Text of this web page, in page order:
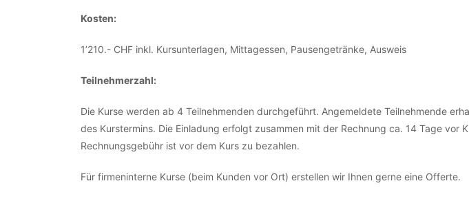
Kosten:
1’210.- CHF inkl. Kursunterlagen, Mittagessen, Pausengetränke, Ausweis
Teilnehmerzahl:
Die Kurse werden ab 4 Teilnehmenden durchgeführt. Angemeldete Teilnehmende
des Kurstermins. Die Einladung erfolgt zusammen mit der Rechnung ca. 14 Tage vor
Rechnungsgebühr ist vor dem Kurs zu bezahlen.
Für firmeninterne Kurse (beim Kunden vor Ort) erstellen wir Ihnen gerne eine Offerte.